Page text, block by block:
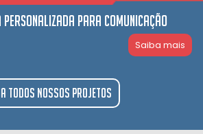
Personalizada para comunicação
Saiba mais
todos nossos projetos